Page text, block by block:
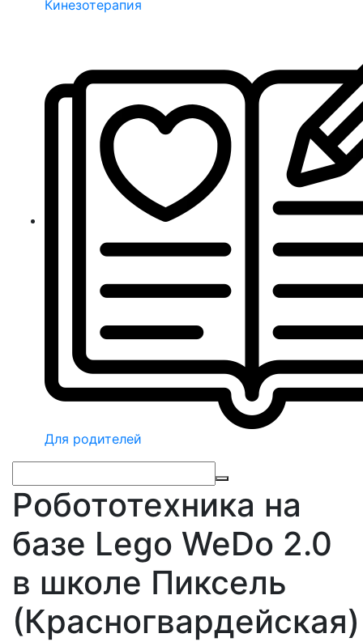
Кинезотерапия
Для родителей
Робототехника на
базе Lego WeDo 2.0
в школе Пиксель
(Красногвардейская)